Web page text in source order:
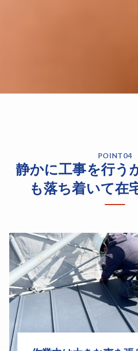
静かに工事を行う
も落ち着いて在
POINT04